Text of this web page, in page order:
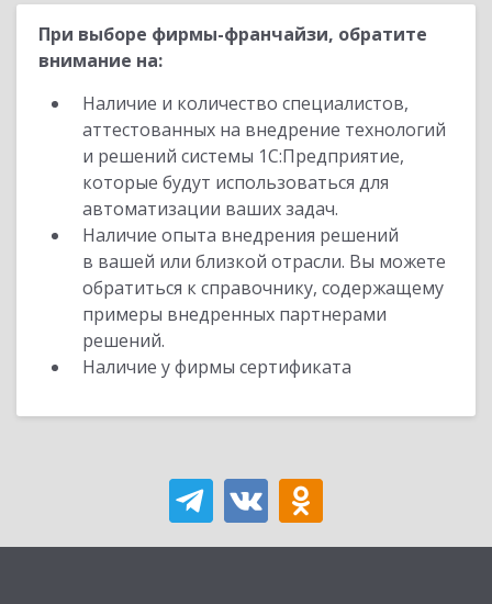
При выборе фирмы-франчайзи, обратите
внимание на:
Наличие и количество специалистов,
аттестованных на внедрение технологий
и решений системы 1С:Предприятие,
которые будут использоваться для
автоматизации ваших задач.
Наличие опыта внедрения решений
в вашей или близкой отрасли. Вы можете
обратиться к справочнику, содержащему
примеры внедренных партнерами
решений.
Наличие у фирмы сертификата